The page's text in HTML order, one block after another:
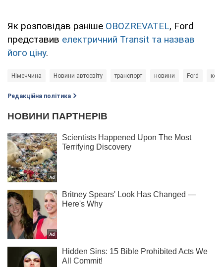
Як розповідав раніше OBOZREVATEL, Ford
представив електричний Transit та назвав
його ціну.
Німеччина Новини автосвіту транспорт новини Ford
Редакційна політика